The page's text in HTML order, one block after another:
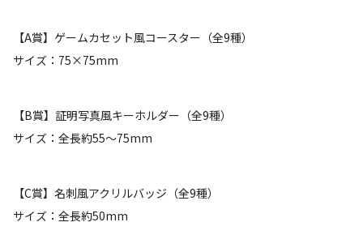
【A賞】ゲームカセット風コースター（全9種）
サイズ：75×75mm
【B賞】証明写真風キーホルダー（全9種）
サイズ：全長約55～75mm
【C賞】名刺風アクリルバッジ（全9種）
サイズ：全長約50mm